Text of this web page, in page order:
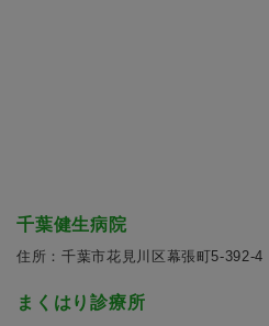
千葉健生病院
住所：千葉市花見川区幕張町5-392-4
まくはり診療所